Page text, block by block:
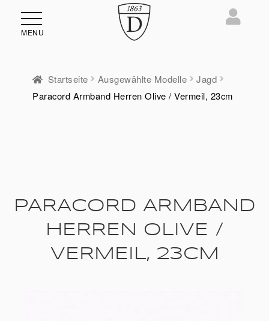
MENU
Startseite Ausgewählte Modelle
Jagd
Paracord Armband Herren Olive / Vermeil, 23cm
PARACORD ARMBAND
HERREN OLIVE /
VERMEIL, 23CM